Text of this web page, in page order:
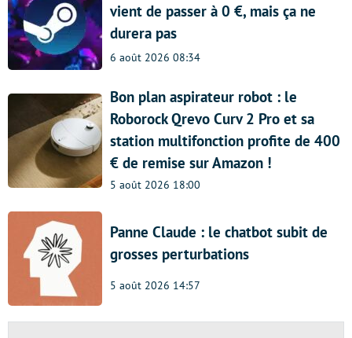
vient de passer à 0 €, mais ça ne
durera pas
6 août 2026 08:34
Bon plan aspirateur robot : le
Roborock Qrevo Curv 2 Pro et sa
station multifonction profite de 400
€ de remise sur Amazon !
5 août 2026 18:00
Panne Claude : le chatbot subit de
grosses perturbations
5 août 2026 14:57